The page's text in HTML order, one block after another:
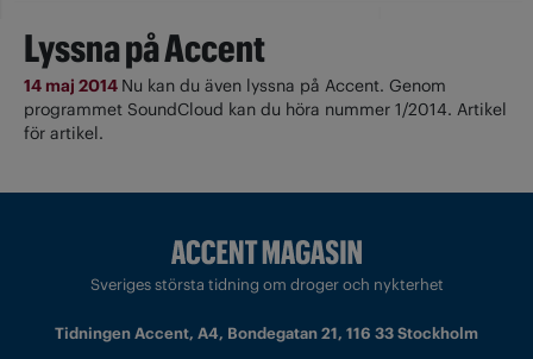
Lyssna på Accent
14 maj 2014 Nu kan du även lyssna på Accent. Genom
programmet SoundCloud kan du höra nummer 1/2014. Artikel
för artikel.
Sveriges största tidning om droger och nykterhet
Tidningen Accent, A4, Bondegatan 21, 116 33 Stockholm